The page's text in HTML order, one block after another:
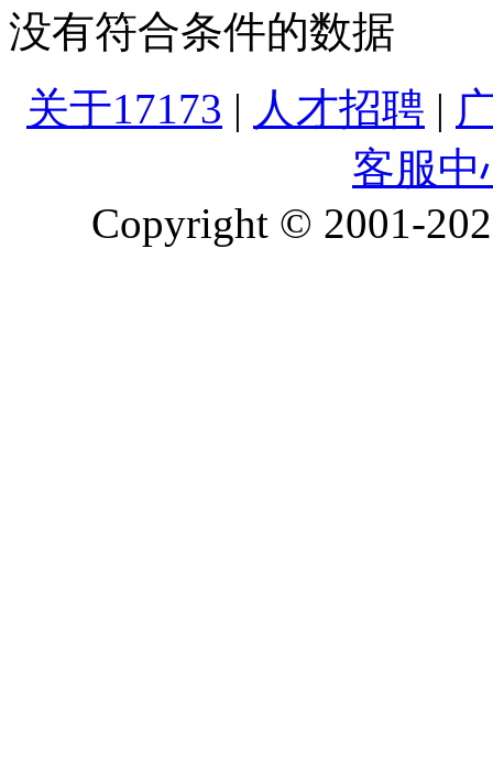
没有符合条件的数据
关于17173 | 人才招聘 |
客服中
Copyright © 2001-